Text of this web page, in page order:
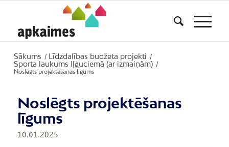
Sākums / Līdzdalības budžeta projekti /
Sporta laukums Iļģuciemā (ar izmaiņām) /
Noslēgts projektēšanas līgums
Noslēgts projektēšanas
līgums
10.01.2025